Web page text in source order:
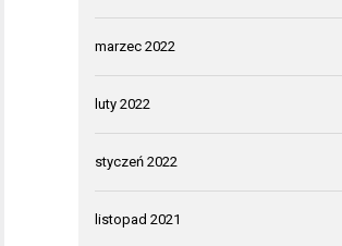
marzec 2022
luty 2022
styczeń 2022
listopad 2021